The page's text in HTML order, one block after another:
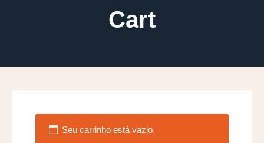
Cart
Seu carrinho está vazio.